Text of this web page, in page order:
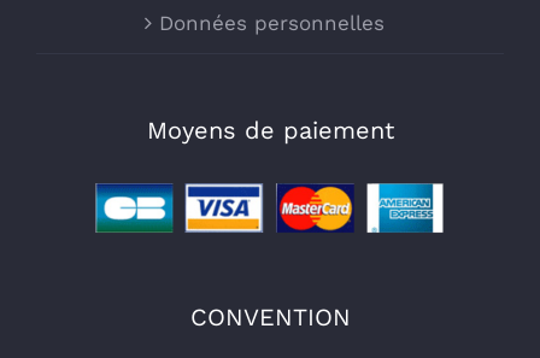
Données personnelles
Moyens de paiement
CONVENTION